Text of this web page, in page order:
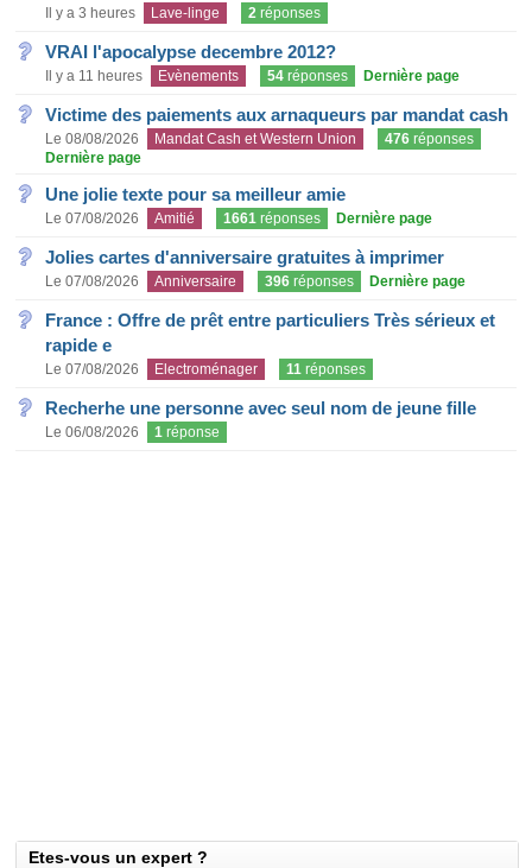
Il y a 3 heures Lave-linge 2 réponses
VRAI l'apocalypse decembre 2012?
Il y a 11 heures Evènements 54 réponses Dernière page
Victime des paiements aux arnaqueurs par mandat cash
Le 08/08/2026 Mandat Cash et Western Union 476 réponses
Dernière page
Une jolie texte pour sa meilleur amie
Le 07/08/2026 Amitié 1661 réponses Dernière page
Jolies cartes d'anniversaire gratuites à imprimer
Le 07/08/2026 Anniversaire 396 réponses Dernière page
France : Offre de prêt entre particuliers Très sérieux et
rapide e
Le 07/08/2026 Electroménager 11 réponses
Recherhe une personne avec seul nom de jeune fille
Le 06/08/2026 1 réponse
Etes-vous un expert ?